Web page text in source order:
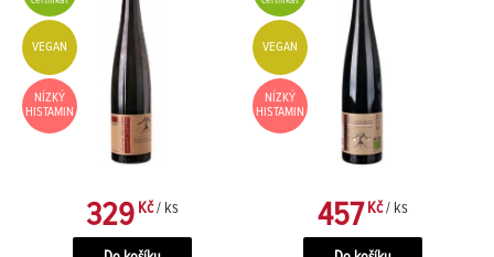
VEGAN
NÍZKÝ
HISTAMIN
329Kč / ks
VEGAN
NÍZKÝ
HISTAMIN
457Kč / ks